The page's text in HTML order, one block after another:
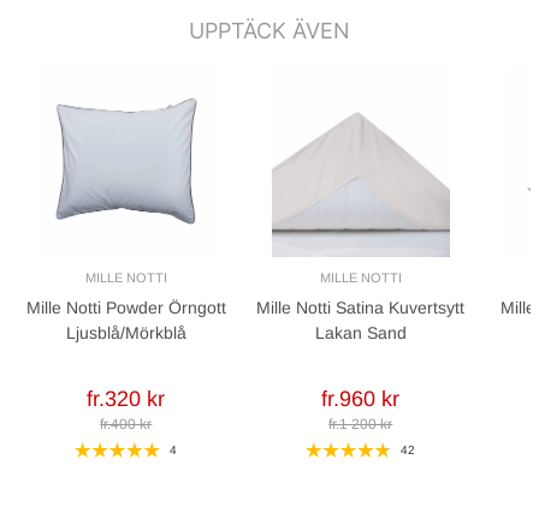
UPPTÄCK ÄVEN
MILLE NOTTI
Mille Notti Powder Örngott
Ljusblå/Mörkblå
fr.320 kr
fr.400 kr
4
MILLE NOTTI
Mille Notti Satina Kuvertsytt
Lakan Sand
fr.960 kr
fr.1 200 kr
42